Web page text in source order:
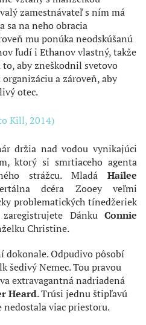
zamestnávateľ s ním má
sa na neho obracia
mu ponúka neodskúšanú
ľudí i Ethanov vlastný, takže
aby zneškodnil svetovo
a zároveň, aby
otec.
držia nad vodou vynikajúci
ktorý si smrtiaceho agenta
strážcu. Mladá Hailee
dcéra Zooey veľmi
problematických tínedžeriek
Dánku Connie
Christine.
Odpudivo pôsobí
šedivý Nemec. Tou pravou
extravagantná nadriadená
Heard. Trúsi jednu štipľavú
nedostala viac priestoru.